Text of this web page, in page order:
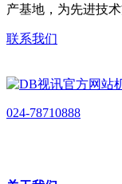
产基地，为先进技
联系我们
024-78710888